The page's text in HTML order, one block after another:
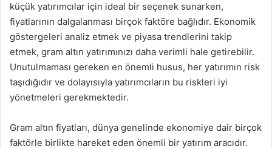
küçük yatırımcılar için ideal bir seçenek sunarken,
fiyatlarının dalgalanması birçok faktöre bağlıdır. Ekonomik
göstergeleri analiz etmek ve piyasa trendlerini takip
etmek, gram altın yatırımınızı daha verimli hale getirebilir.
Unutulmaması gereken en önemli husus, her yatırımın risk
taşıdığıdır ve dolayısıyla yatırımcıların bu riskleri iyi
yönetmeleri gerekmektedir.
Gram altın fiyatları, dünya genelinde ekonomiye dair birçok
faktörle birlikte hareket eden önemli bir yatırım aracıdır.